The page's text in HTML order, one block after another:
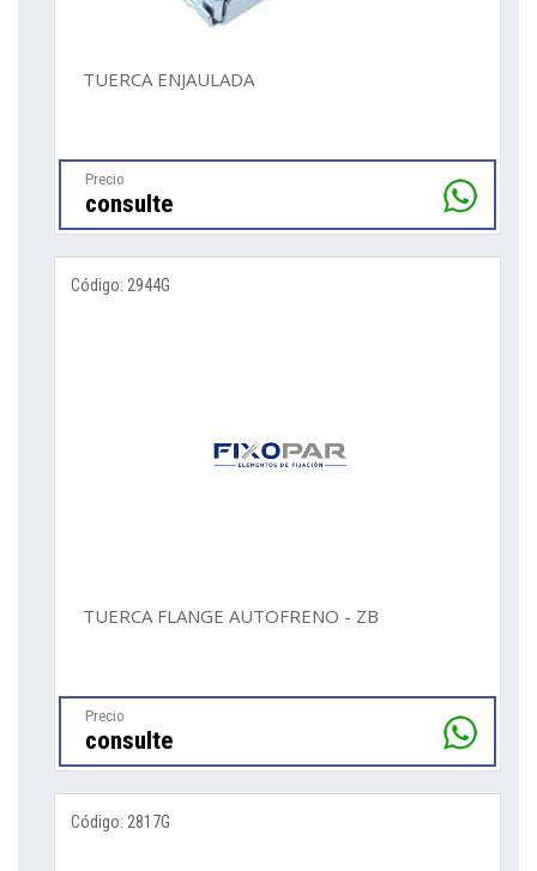
TUERCA ENJAULADA
Precio
consulte
Código: 2944G
TUERCA FLANGE AUTOFRENO - ZB
Precio
consulte
Código: 2817G